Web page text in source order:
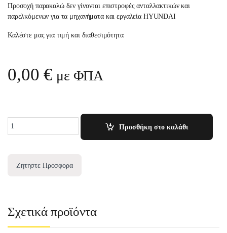
Προσοχή παρακαλώ δεν γίνονται επιστροφές ανταλλακτικών και
παρελκόμενων για τα μηχανήματα και εργαλεία HYUNDAI
Καλέστε μας για τιμή και διαθεσιμότητα
0,00€ με ΦΠΑ
Προσθήκη στο καλάθι
Ζητηστε Προσφορα
Σχετικά προϊόντα